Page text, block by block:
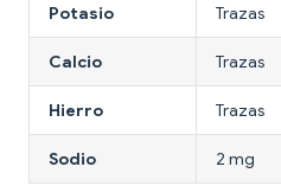
Potasio Trazas
Calcio Trazas
Hierro Trazas
Sodio 2 mg